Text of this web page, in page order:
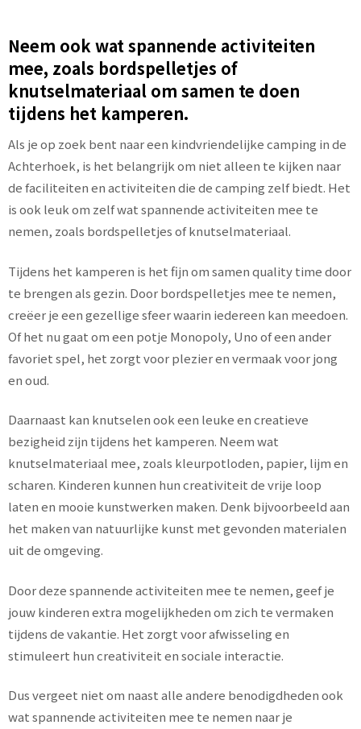
Neem ook wat spannende activiteiten
mee, zoals bordspelletjes of
knutselmateriaal om samen te doen
tijdens het kamperen.
Als je op zoek bent naar een kindvriendelijke camping in de
Achterhoek, is het belangrijk om niet alleen te kijken naar
de faciliteiten en activiteiten die de camping zelf biedt. Het
is ook leuk om zelf wat spannende activiteiten mee te
nemen, zoals bordspelletjes of knutselmateriaal.
Tijdens het kamperen is het fijn om samen quality time door
te brengen als gezin. Door bordspelletjes mee te nemen,
creëer je een gezellige sfeer waarin iedereen kan meedoen.
Of het nu gaat om een potje Monopoly, Uno of een ander
favoriet spel, het zorgt voor plezier en vermaak voor jong
en oud.
Daarnaast kan knutselen ook een leuke en creatieve
bezigheid zijn tijdens het kamperen. Neem wat
knutselmateriaal mee, zoals kleurpotloden, papier, lijm en
scharen. Kinderen kunnen hun creativiteit de vrije loop
laten en mooie kunstwerken maken. Denk bijvoorbeeld aan
het maken van natuurlijke kunst met gevonden materialen
uit de omgeving.
Door deze spannende activiteiten mee te nemen, geef je
jouw kinderen extra mogelijkheden om zich te vermaken
tijdens de vakantie. Het zorgt voor afwisseling en
stimuleert hun creativiteit en sociale interactie.
Dus vergeet niet om naast alle andere benodigdheden ook
wat spannende activiteiten mee te nemen naar je